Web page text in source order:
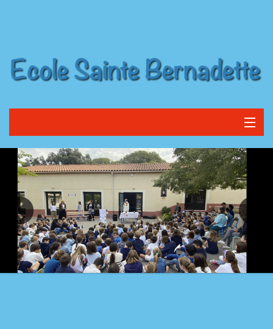
Accueil
Informations
Inscriptions
Contact et Liens
Previous